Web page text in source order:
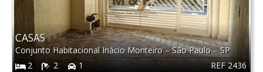
REF 2436
CASAS
Conjunto Habitacional Inácio Monteiro–São Paulo–SP
2
2 1